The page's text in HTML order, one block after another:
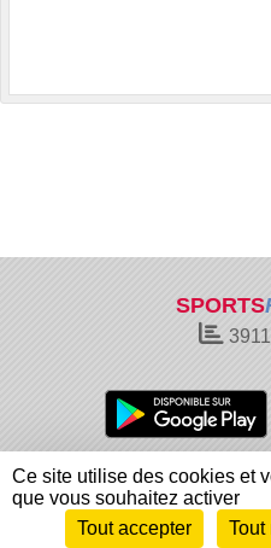
SPORTS
Charte cookies
Informations légales
Envie de participer ?
Ce site utilise des cookies et
que vous souhaitez activer
Tout accepter
Tout